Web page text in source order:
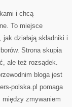
i chcą
To miejsce
działają składniki i
Strona skupia
ale też rozsądek.
bloga jest
polska.pl pomaga
między zmywaniem